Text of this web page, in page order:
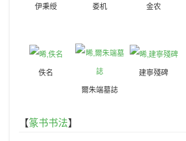
伊秉绶 娄机 金农
佚名
爾朱端墓誌
建寧殘碑
【篆书书法】